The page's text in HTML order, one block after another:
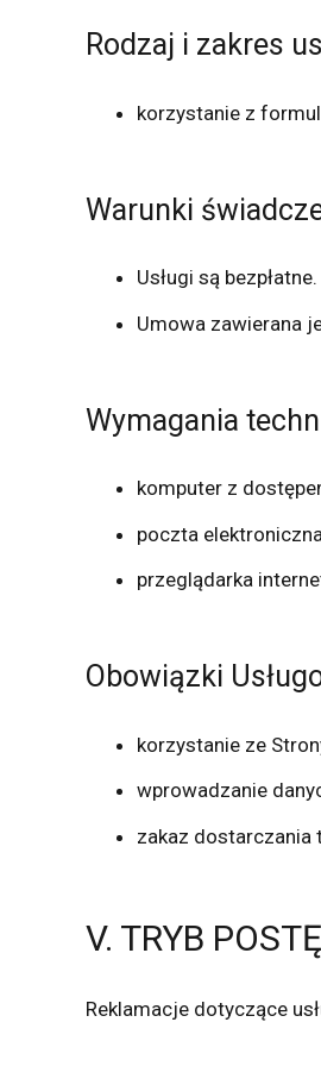
Rodzaj i zakres
korzystanie z
Warunki
Usługi są bezpłatne.
Umowa zawierana
Wymagania
komputer z
poczta
przeglądarka
Obowiązki
korzystanie ze
wprowadzanie
zakaz dostarczania
V. TRYB
Reklamacje dotyczące